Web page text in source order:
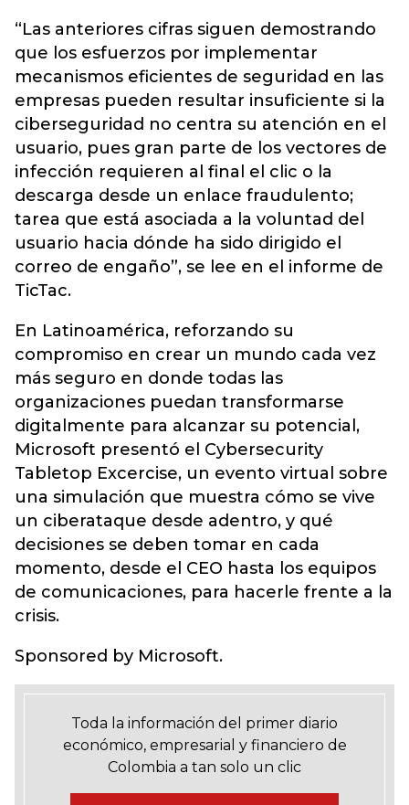
“Las anteriores cifras siguen demostrando
que los esfuerzos por implementar
mecanismos eficientes de seguridad en las
empresas pueden resultar insuficiente si la
ciberseguridad no centra su atención en el
usuario, pues gran parte de los vectores de
infección requieren al final el clic o la
descarga desde un enlace fraudulento;
tarea que está asociada a la voluntad del
usuario hacia dónde ha sido dirigido el
correo de engaño”, se lee en el informe de
TicTac.
En Latinoamérica, reforzando su
compromiso en crear un mundo cada vez
más seguro en donde todas las
organizaciones puedan transformarse
digitalmente para alcanzar su potencial,
Microsoft presentó el Cybersecurity
Tabletop Excercise, un evento virtual sobre
una simulación que muestra cómo se vive
un ciberataque desde adentro, y qué
decisiones se deben tomar en cada
momento, desde el CEO hasta los equipos
de comunicaciones, para hacerle frente a la
crisis.
Sponsored by Microsoft.
Toda la información del primer diario
económico, empresarial y financiero de
Colombia a tan solo un clic